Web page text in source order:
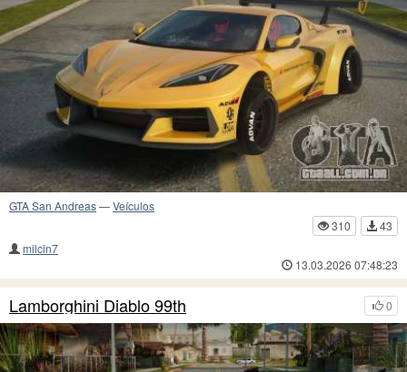
GTA San Andreas—Veículos
310
43
milcin7
13.03.2026 07:48:23
0
Lamborghini Diablo 99th